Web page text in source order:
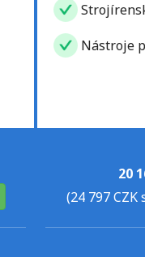
Nástroje
20
(24 797 CZK